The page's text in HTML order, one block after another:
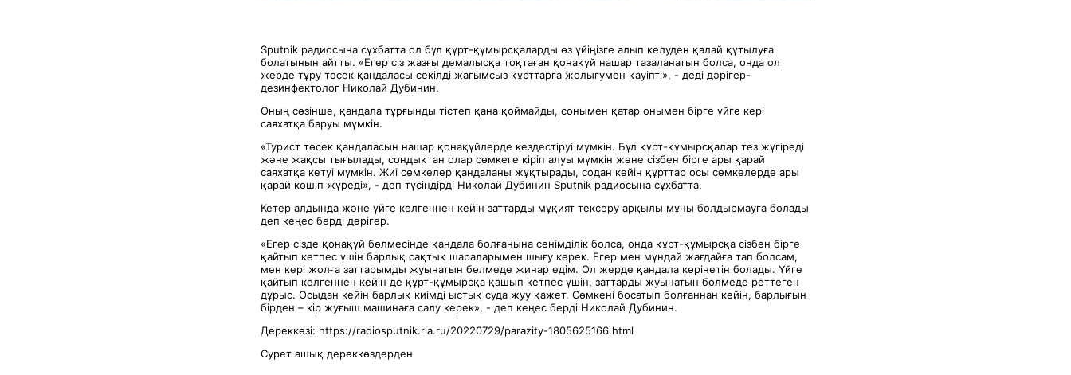
Sputnik радиосына сұхбатта ол бұл құрт-құмырсқаларды өз үйіңізге алып келуден қалай құтылуға
болатынын айтты. «Егер сіз жазғы демалысқа тоқтаған қонақүй нашар тазаланатын болса, онда ол
жерде тұру төсек қандаласы секілді жағымсыз құрттарға жолығумен қауіпті», - деді дәрігер-
дезинфектолог Николай Дубинин.
Оның сөзінше, қандала тұрғынды тістеп қана қоймайды, сонымен қатар онымен бірге үйге кері
саяхатқа баруы мүмкін.
«Турист төсек қандаласын нашар қонақүйлерде кездестіруі мүмкін. Бұл құрт-құмырсқалар тез жүгіреді
және жақсы тығылады, сондықтан олар сөмкеге кіріп алуы мүмкін және сізбен бірге ары қарай
саяхатқа кетуі мүмкін. Жиі сөмкелер қандаланы жұқтырады, содан кейін құрттар осы сөмкелерде ары
қарай көшіп жүреді», - деп түсіндірді Николай Дубинин Sputnik радиосына сұхбатта.
Кетер алдында және үйге келгеннен кейін заттарды мұқият тексеру арқылы мұны болдырмауға болады
деп кеңес берді дәрігер.
«Егер сізде қонақүй бөлмесінде қандала болғанына сенімділік болса, онда құрт-құмырсқа сізбен бірге
қайтып кетпес үшін барлық сақтық шараларымен шығу керек. Егер мен мұндай жағдайға тап болсам,
мен кері жолға заттарымды жуынатын бөлмеде жинар едім. Ол жерде қандала көрінетін болады. Үйге
қайтып келгеннен кейін де құрт-құмырсқа қашып кетпес үшін, заттарды жуынатын бөлмеде реттеген
дұрыс. Осыдан кейін барлық киімді ыстық суда жуу қажет. Сөмкені босатып болғаннан кейін, барлығын
бірден – кір жуғыш машинаға салу керек», - деп кеңес берді Николай Дубинин.
Дереккөзі: https://radiosputnik.ria.ru/20220729/parazity-1805625166.html
Сурет ашық дереккөздерден